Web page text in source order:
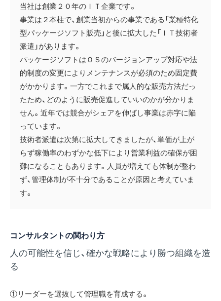
当社は創業２０年のＩＴ企業です。
事業は２本柱で、創業当初からの事業である「業種特化
型パッケージソフト販売」と後に拡大した「ＩＴ技術者
派遣」があります。
パッケージソフトはＯＳのバージョンアップ対応や法
的制度の変更によりメンテナンスが必須のため固定費
がかかります。一方でこれまで属人的な販売方法だっ
たため、どのように販売促進していいのかが分かりま
せん。近年では競合がシェアを伸ばし事業は赤字に陥
っています。
技術者派遣は次第に拡大してきましたが、単価が上が
らず稼働率のわずかな低下により営業利益の確保が困
難になることもあります。人員が増えても体制が整わ
ず、管理体制が不十分であることが原因と考えていま
す。
コンサルタントの関わり方
人の可能性を信じ、確かな戦略により勝つ組織を造
る
①リーダーを選抜して管理職を育成する。